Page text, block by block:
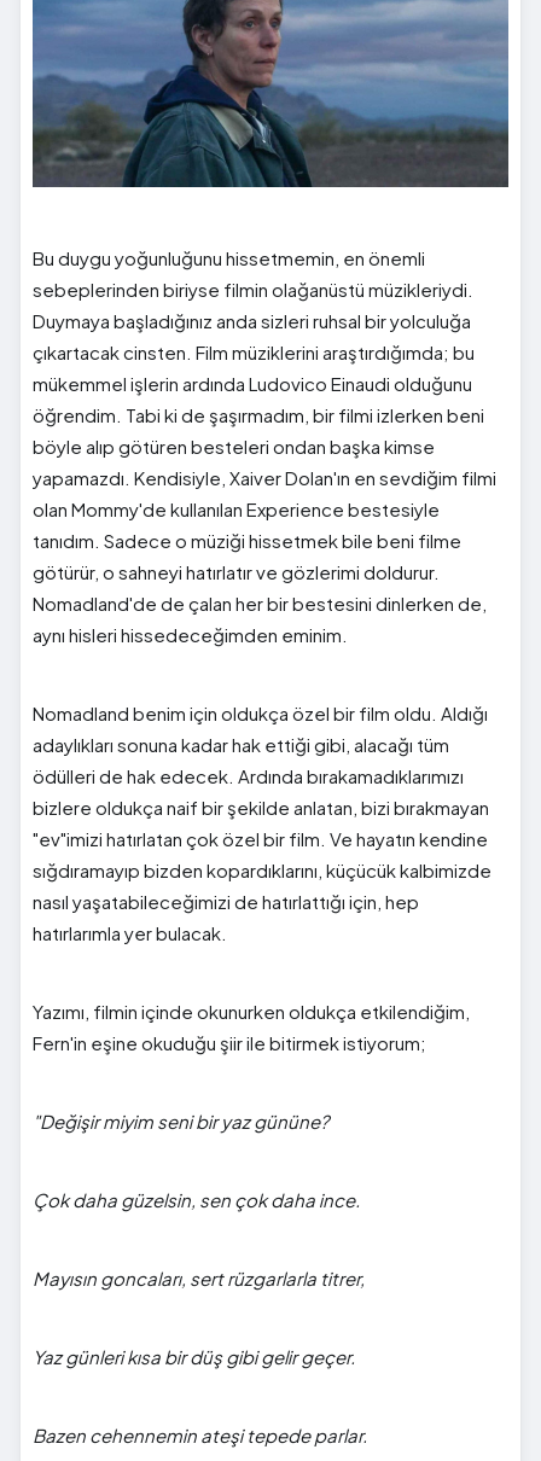
Bu duygu yoğunluğunu hissetmemin, en önemli
sebeplerinden biriyse filmin olağanüstü müzikleriydi.
Duymaya başladığınız anda sizleri ruhsal bir yolculuğa
çıkartacak cinsten. Film müziklerini araştırdığımda; bu
mükemmel işlerin ardında Ludovico Einaudi olduğunu
öğrendim. Tabi ki de şaşırmadım, bir filmi izlerken beni
böyle alıp götüren besteleri ondan başka kimse
yapamazdı. Kendisiyle, Xaiver Dolan'ın en sevdiğim filmi
olan Mommy'de kullanılan Experience bestesiyle
tanıdım. Sadece o müziği hissetmek bile beni filme
götürür, o sahneyi hatırlatır ve gözlerimi doldurur.
Nomadland'de de çalan her bir bestesini dinlerken de,
aynı hisleri hissedeceğimden eminim.
Nomadland benim için oldukça özel bir film oldu. Aldığı
adaylıkları sonuna kadar hak ettiği gibi, alacağı tüm
ödülleri de hak edecek. Ardında bırakamadıklarımızı
bizlere oldukça naif bir şekilde anlatan, bizi bırakmayan
"ev"imizi hatırlatan çok özel bir film. Ve hayatın kendine
sığdıramayıp bizden kopardıklarını, küçücük kalbimizde
nasıl yaşatabileceğimizi de hatırlattığı için, hep
hatırlarımla yer bulacak.
Yazımı, filmin içinde okunurken oldukça etkilendiğim,
Fern'in eşine okuduğu şiir ile bitirmek istiyorum;
"Değişir miyim seni bir yaz gününe?
Çok daha güzelsin, sen çok daha ince.
Mayısın goncaları, sert rüzgarlarla titrer,
Yaz günleri kısa bir düş gibi gelir geçer.
Bazen cehennemin ateşi tepede parlar.